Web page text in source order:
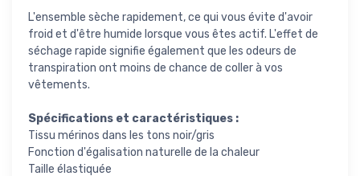
L'ensemble sèche rapidement, ce qui vous évite d'avoir
froid et d'être humide lorsque vous êtes actif. L'effet de
séchage rapide signifie également que les odeurs de
transpiration ont moins de chance de coller à vos
vêtements.
Spécifications et caractéristiques :
Tissu mérinos dans les tons noir/gris
Fonction d'égalisation naturelle de la chaleur
Taille élastiquée